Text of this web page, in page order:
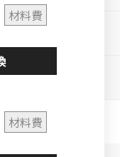
材料費
材料費